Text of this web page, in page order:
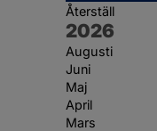
Återställ
År:
2026
Augusti
Juni
Maj
April
Mars